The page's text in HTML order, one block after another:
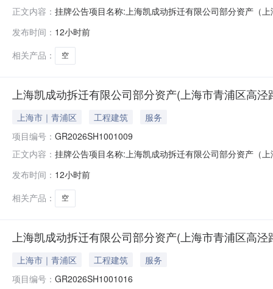
正文内容： 挂牌公告项目名称:上海凯成动拆迁有限公司部分资产（
话:16628727766交易机构:业务联系人:无nbsp联系电话
发布时间： 12小时前
相关产品：
空
上海凯成动拆迁有限公司部分资产(上海市青浦区高
上海市｜青浦区 工程建筑
服务
项目编号： GR2026SH1001009
正文内容： 挂牌公告项目名称:上海凯成动拆迁有限公司部分资产（
电话:16628727766交易机构:业务联系人:无nbsp联系电
发布时间： 12小时前
相关产品：
空
上海凯成动拆迁有限公司部分资产(上海市青浦区高
上海市｜青浦区 工程建筑
服务
项目编号： GR2026SH1001016